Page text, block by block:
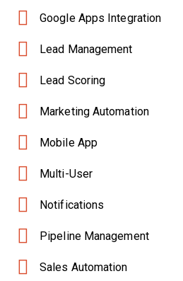
Google Apps Integration
Lead Management
Lead Scoring
Marketing Automation
Mobile App
Multi-User
Notifications
Pipeline Management
Sales Automation